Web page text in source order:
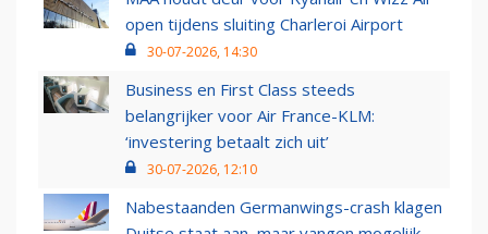
open tijdens sluiting Charleroi Airport
30-07-2026, 14:30
Business en First Class steeds
belangrijker voor Air France-KLM:
‘investering betaalt zich uit’
30-07-2026, 12:10
Nabestaanden Germanwings-crash klagen